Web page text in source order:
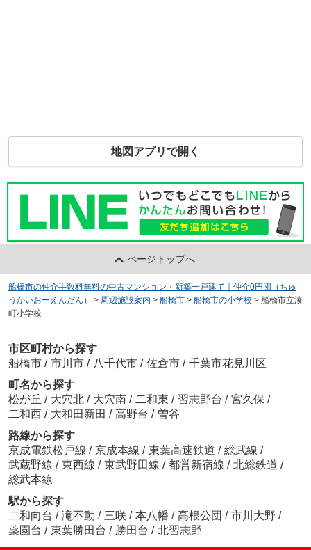
地図アプリで開く
ページトップへ
船橋市の仲介手数料無料の中古マンション・新築一戸建て｜仲介0円団（ちゅ
うかいおーえんだん）
> 周辺施設案内 > 船橋市 > 船橋市の小学校 > 船橋市立湊
町小学校
市区町村から探す
船橋市 / 市川市 / 八千代市 / 佐倉市 / 千葉市花見川区
町名から探す
松が丘 / 大穴北 / 大穴南 / 二和東 / 習志野台 / 宮久保 /
二和西 / 大和田新田 / 高野台 / 曽谷
路線から探す
京成電鉄松戸線 / 京成本線 / 東葉高速鉄道 / 総武線 /
武蔵野線 / 東西線 / 東武野田線 / 都営新宿線 / 北総鉄道 /
総武本線
駅から探す
二和向台 / 滝不動 / 三咲 / 本八幡 / 高根公団 / 市川大野 /
薬園台 / 東葉勝田台 / 勝田台 / 北習志野